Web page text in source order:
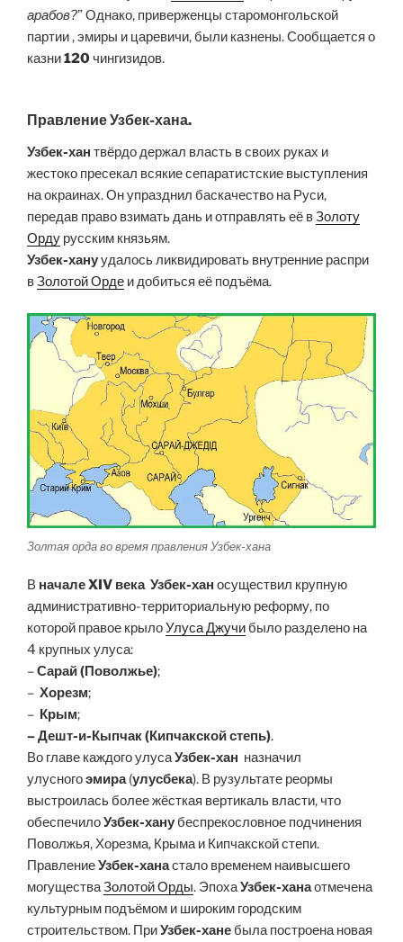
арабов?” Однако, приверженцы старомонгольской
партии , эмиры и царевичи, были казнены. Сообщается о
казни120 чингизидов.
Правление Узбек-хана.
Узбек-хан твёрдо держал власть в своих руках и
жестоко пресекал всякие сепаратистские выступления
на окраинах. Он упразднил баскачество на Руси,
передав право взимать дань и отправлять её вЗолоту
Орду русским князьям.
Узбек-хануудалось ликвидировать внутренние распри
вЗолотой Орде и добиться её подъёма.
Золтая орда во время правления Узбек-хана
В начале XIV века Узбек-хан осуществил крупную
административно-территориальную реформу, по
которой правое крылоУлуса Джучи было разделено на
4 крупных улуса:
–Сарай (Поволжье);
– Хорезм;
– Крым;
– Дешт-и-Кыпчак (Кипчакской степь).
Во главе каждого улусаУзбек-хан назначил
улусногоэмира(улусбека). В рузультате реормы
выстроилась более жёсткая вертикаль власти, что
обеспечилоУзбек-хану беспрекословное подчинения
Поволжья, Хорезма, Крыма и Кипчакской степи.
ПравлениеУзбек-ханастало временем наивысшего
могуществаЗолотой Орды. ЭпохаУзбек-ханаотмечена
культурным подъёмом и широким городским
строительством. ПриУзбек-хане была построена новая